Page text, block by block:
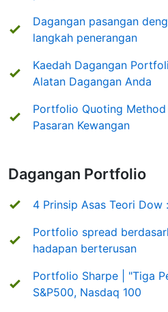
Dagangan pasangan
langkah penerangan
Kaedah Dagangan
Alatan Dagangan Anda
Portfolio Quoting Method
Pasaran Kewangan
Dagangan Portfolio
4 Prinsip Asas Teori Dow
Portfolio spread
hadapan berterusan
Portfolio Sharpe | "Tiga
S&P500, Nasdaq 100